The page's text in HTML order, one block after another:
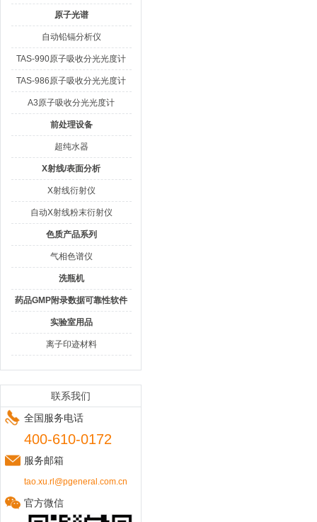
原子光谱
自动铅镉分析仪
TAS-990原子吸收分光光度计
TAS-986原子吸收分光光度计
A3原子吸收分光光度计
前处理设备
超纯水器
X射线/表面分析
X射线衍射仪
自动X射线粉末衍射仪
色质产品系列
气相色谱仪
洗瓶机
药品GMP附录数据可靠性软件
实验室用品
离子印迹材料
联系我们
全国服务电话
400-610-0172
服务邮箱
tao.xu.rl@pgeneral.com.cn
官方微信